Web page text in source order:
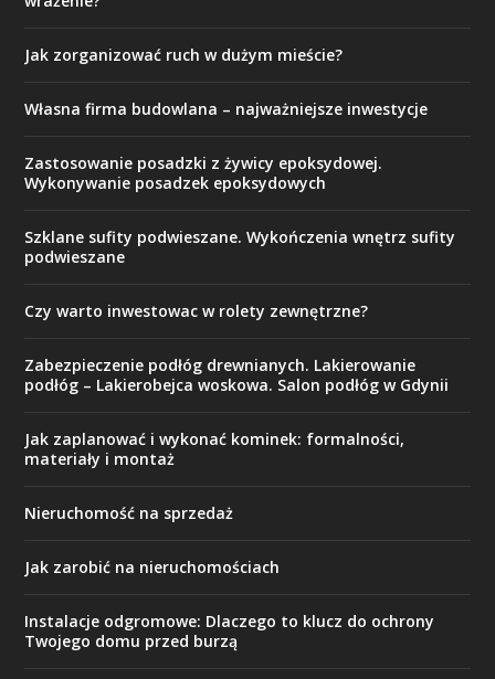
Jak zorganizować ruch w dużym mieście?
Własna firma budowlana – najważniejsze inwestycje
Zastosowanie posadzki z żywicy epoksydowej.
Wykonywanie posadzek epoksydowych
Szklane sufity podwieszane. Wykończenia wnętrz sufity
podwieszane
Czy warto inwestowac w rolety zewnętrzne?
Zabezpieczenie podłóg drewnianych. Lakierowanie
podłóg – Lakierobejca woskowa. Salon podłóg w Gdynii
Jak zaplanować i wykonać kominek: formalności,
materiały i montaż
Nieruchomość na sprzedaż
Jak zarobić na nieruchomościach
Instalacje odgromowe: Dlaczego to klucz do ochrony
Twojego domu przed burzą